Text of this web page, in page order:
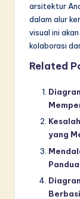
arsitektur
dalam alur
visual ini
kolaborasi
Related
yang